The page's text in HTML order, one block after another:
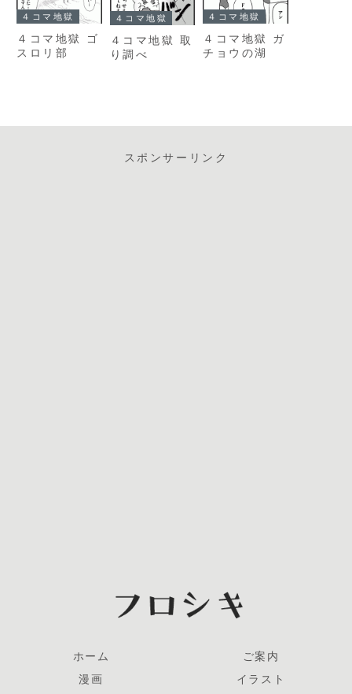
４コマ地獄
４コマ地獄 ゴ
スロリ部
４コマ地獄
４コマ地獄 取
り調べ
４コマ地獄
４コマ地獄 ガ
チョウの湖
スポンサーリンク
ホーム
ご案内
漫画
イラスト